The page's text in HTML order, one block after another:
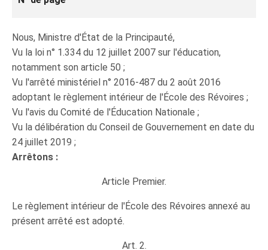
Nous, Ministre d'État de la Principauté,
Vu la loi n° 1.334 du 12 juillet 2007 sur l'éducation,
notamment son article 50 ;
Vu l'arrêté ministériel n° 2016-487 du 2 août 2016
adoptant le règlement intérieur de l'École des Révoires ;
Vu l'avis du Comité de l'Éducation Nationale ;
Vu la délibération du Conseil de Gouvernement en date du
24 juillet 2019 ;
Arrêtons :
Article Premier.
Le règlement intérieur de l'École des Révoires annexé au
présent arrêté est adopté.
Art. 2.